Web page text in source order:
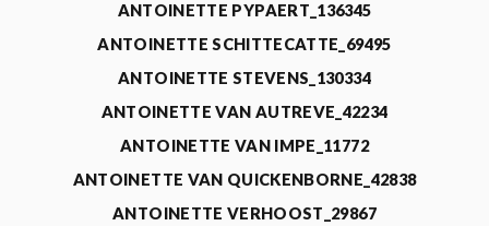
ANTOINETTE PYPAERT_136345
ANTOINETTE SCHITTECATTE_69495
ANTOINETTE STEVENS_130334
ANTOINETTE VAN AUTREVE_42234
ANTOINETTE VAN IMPE_11772
ANTOINETTE VAN QUICKENBORNE_42838
ANTOINETTE VERHOOST_29867